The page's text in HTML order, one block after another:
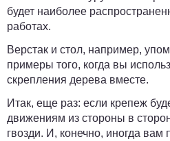
будет наиболее
работах.
Верстак и стол, например,
примеры того, когда вы
скрепления дерева вместе.
Итак, еще раз: если крепеж
движениям из стороны в
гвозди. И, конечно, иногда вам